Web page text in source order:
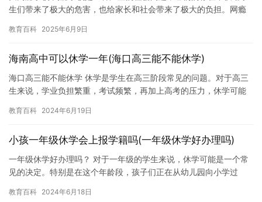
生们带来了极大的危害，也给家长和社会带来了极大的负担。网瘾
是一…
教育百科 2025年6月9日
海南高中可以休学一年(海口高三能不能休学)
海口高三能不能休学 休学是学生在高三阶段常见的问题。对于高三
生来说，学业负担繁重，考试频繁，再加上高考的压力，休学可能
休…
教育百科 2024年6月19日
小孩一年级休学会上报学籍吗(一年级休学好办理吗)
一年级休学好办理吗？ 对于一年级的学生来说，休学可能是一个常
见的决定。特别是在这个年龄段，孩子们正在从幼儿园向小学过
而，休学…
教育百科 2024年6月18日